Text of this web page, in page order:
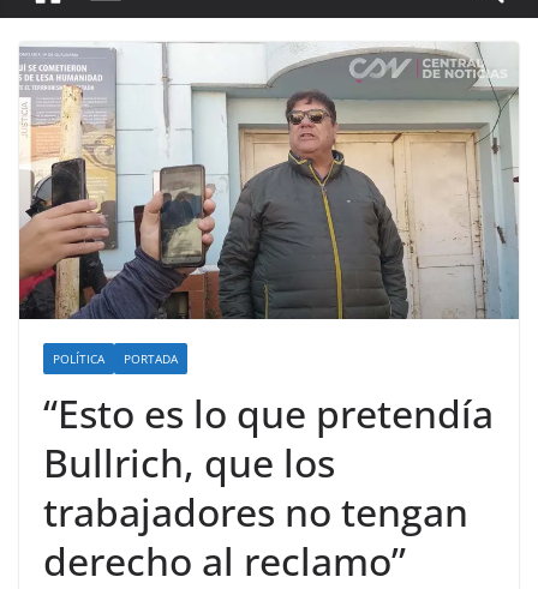
POLÍTICA PORTADA
“Esto es lo que pretendía
Bullrich, que los
trabajadores no tengan
derecho al reclamo”